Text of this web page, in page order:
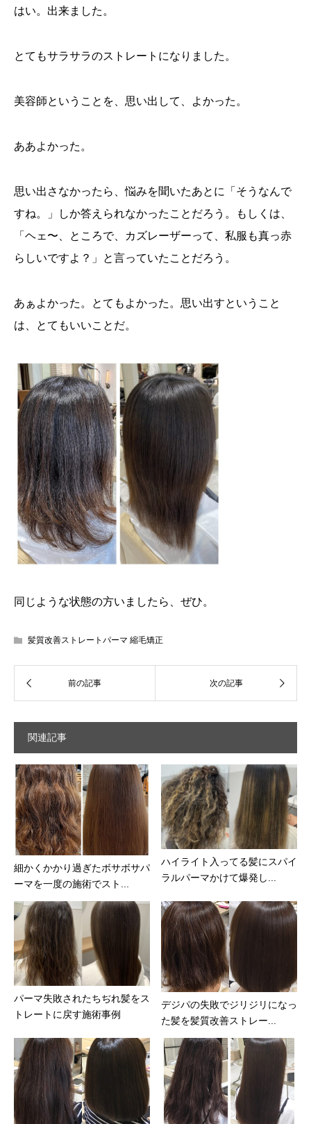
はい。出来ました。
とてもサラサラのストレートになりました。
美容師ということを、思い出して、よかった。
ああよかった。
思い出さなかったら、悩みを聞いたあとに「そうなんで
すね。」しか答えられなかったことだろう。もしくは、
「ヘェ〜、ところで、カズレーザーって、私服も真っ赤
らしいですよ？」と言っていたことだろう。
あぁよかった。とてもよかった。思い出すということ
は、とてもいいことだ。
同じような状態の方いましたら、ぜひ。
髪質改善ストレートパーマ 縮毛矯正
関連記事
細かくかかり過ぎたボサボサパ
ーマを一度の施術でスト...
ハイライト入ってる髪にスパイ
ラルパーマかけて爆発し...
パーマ失敗されたちぢれ髪をス
トレートに戻す施術事例
デジパの失敗でジリジリになっ
た髪を髪質改善ストレー...